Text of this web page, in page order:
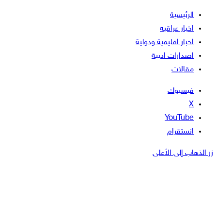
الرئيسية
اخبار عراقية
اخبار اقليمية ودولية
اصدارات ادبية
مقالات
فيسبوك
‫X
‫YouTube
انستقرام
زر الذهاب إلى الأعلى